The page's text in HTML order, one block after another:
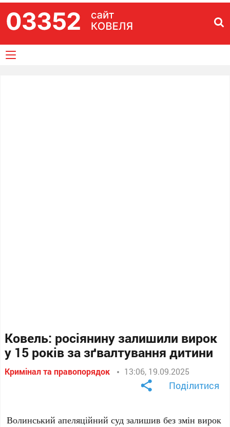
Ковель: росіянину залишили вирок
у 15 років за зґвалтування дитини
Кримінал та правопорядок 13:06, 19.09.2025
Поділитися
Волинський апеляційний суд залишив без змін вирок